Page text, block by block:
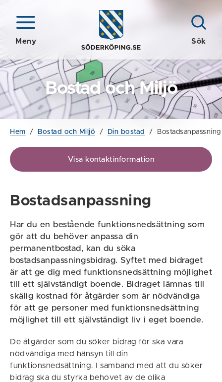
Meny Sök
Bostad och Miljö
Hem / Bostad och Miljö / Din bostad / Bostadsanpassning
Visa kontaktinformation
Bostadsanpassning
Har du en bestående funktionsnedsättning som
gör att du behöver anpassa din
permanentbostad, kan du söka
bostadsanpassningsbidrag. Syftet med bidraget
är att ge dig med funktionsnedsättning möjlighet
till ett självständigt boende. Bidraget lämnas till
skälig kostnad för åtgärder som är nödvändiga
för att ge personer med funktionsnedsättning
möjlighet till ett självständigt liv i eget boende.
De åtgärder som du söker bidrag för ska vara
nödvändiga med hänsyn till din
funktionsnedsättning. I samband med att du söker
bidrag ska du styrka behovet av de olika